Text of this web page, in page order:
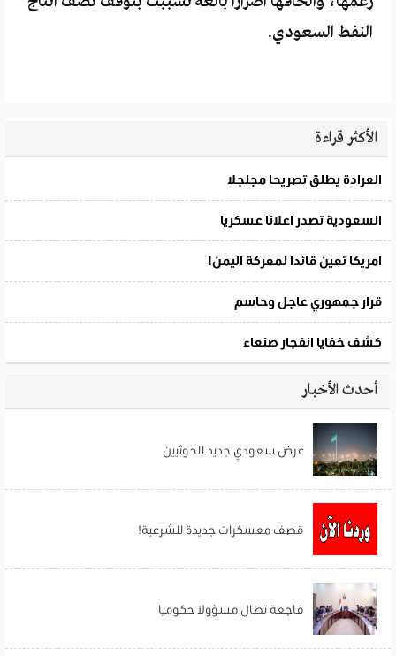
النفط السعودي.
الأكثر قراءة
أحدث الأخبار
عرض سعودي جديد للحوثيين
قصف معسكرات جديدة للشرعية!
فاجعة تطال مسؤولا حكوميا